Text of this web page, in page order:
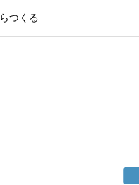
つくる